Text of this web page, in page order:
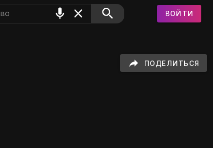
ВОЙТИ
ПОДЕЛИТЬСЯ